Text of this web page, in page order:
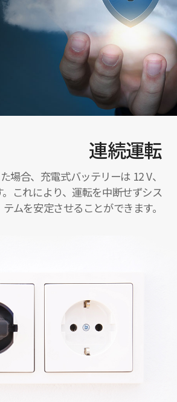
連続運転
場合、充電式バッテリーは 12 V、
これにより、運転を中断せずシス
テムを安定させることができます。